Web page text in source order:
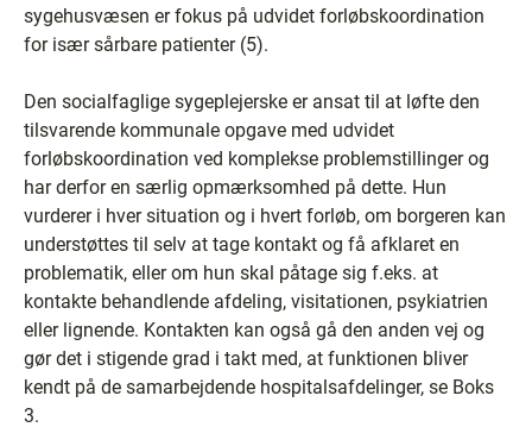
sygehusvæsen er fokus på udvidet forløbskoordination
for især sårbare patienter (5).
Den socialfaglige sygeplejerske er ansat til at løfte den
tilsvarende kommunale opgave med udvidet
forløbskoordination ved komplekse problemstillinger og
har derfor en særlig opmærksomhed på dette. Hun
vurderer i hver situation og i hvert forløb, om borgeren kan
understøttes til selv at tage kontakt og få afklaret en
problematik, eller om hun skal påtage sig f.eks. at
kontakte behandlende afdeling, visitationen, psykiatrien
eller lignende. Kontakten kan også gå den anden vej og
gør det i stigende grad i takt med, at funktionen bliver
kendt på de samarbejdende hospitalsafdelinger, se Boks
3.